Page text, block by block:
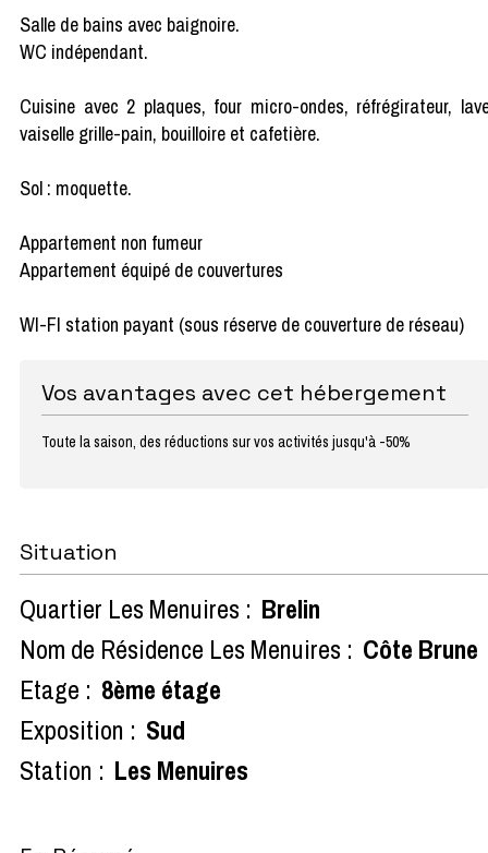
Salle de bains avec baignoire.
WC indépendant.
Cuisine avec 2 plaques, four micro-ondes, réfrégirateur,
vaiselle grille-pain, bouilloire et cafetière.
Sol : moquette.
Appartement non fumeur
Appartement équipé de couvertures
WI-FI station payant (sous réserve de couverture de réseau)
Vos avantages avec cet hébergement
Toute la saison, des réductions sur vos activités jusqu'à -50%
Situation
Quartier Les Menuires : Brelin
Nom de Résidence Les Menuires : Côte Brune
Etage : 8ème étage
Exposition : Sud
Station : Les Menuires